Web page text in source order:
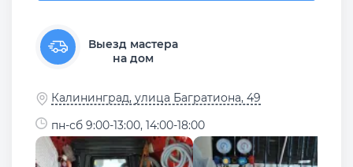
Выезд мастера
на дом
Калининград, улица Багратиона, 49
пн-сб 9:00-13:00, 14:00-18:00